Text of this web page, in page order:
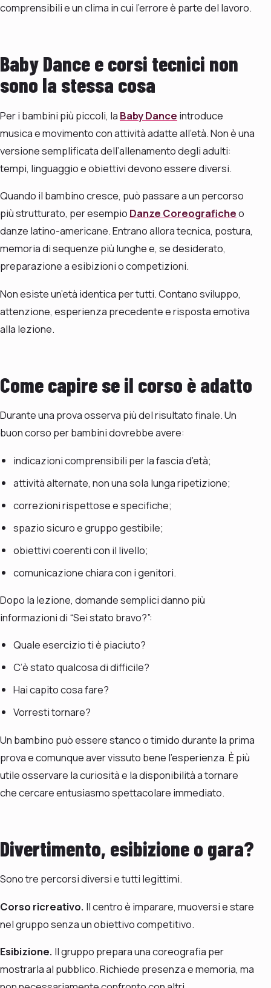
comprensibili e un clima in cui l’errore è parte del lavoro.
Baby Dance e corsi tecnici non
sono la stessa cosa
Per i bambini più piccoli, la Baby Dance introduce
musica e movimento con attività adatte all’età. Non è una
versione semplificata dell’allenamento degli adulti:
tempi, linguaggio e obiettivi devono essere diversi.
Quando il bambino cresce, può passare a un percorso
più strutturato, per esempio Danze Coreograficheo
danze latino-americane. Entrano allora tecnica, postura,
memoria di sequenze più lunghe e, se desiderato,
preparazione a esibizioni o competizioni.
Non esiste un’età identica per tutti. Contano sviluppo,
attenzione, esperienza precedente e risposta emotiva
alla lezione.
Come capire se il corso è adatto
Durante una prova osserva più del risultato finale. Un
buon corso per bambini dovrebbe avere:
indicazioni comprensibili per la fascia d’età;
attività alternate, non una sola lunga ripetizione;
correzioni rispettose e specifiche;
spazio sicuro e gruppo gestibile;
obiettivi coerenti con il livello;
comunicazione chiara con i genitori.
Dopo la lezione, domande semplici danno più
informazioni di “Sei stato bravo?”:
Quale esercizio ti è piaciuto?
C’è stato qualcosa di difficile?
Hai capito cosa fare?
Vorresti tornare?
Un bambino può essere stanco o timido durante la prima
prova e comunque aver vissuto bene l’esperienza. È più
utile osservare la curiosità e la disponibilità a tornare
che cercare entusiasmo spettacolare immediato.
Divertimento, esibizione o gara?
Sono tre percorsi diversi e tutti legittimi.
Corso ricreativo. Il centro è imparare, muoversi e stare
nel gruppo senza un obiettivo competitivo.
Esibizione. Il gruppo prepara una coreografia per
mostrarla al pubblico. Richiede presenza e memoria, ma